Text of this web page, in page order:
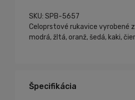
SKU: SPB-5657
Celoprstové rukavice vyrobené
modrá, žltá, oranž, šedá, kaki,
Špecifikácia